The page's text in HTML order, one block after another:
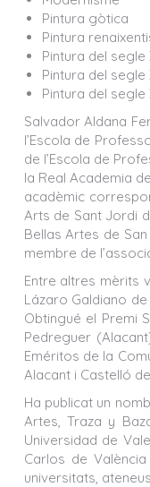
Pintura gòtica
Pintura
Pintura del segle
Pintura del segle
Pintura del segle
Salvador Aldana
l’Escola de
de l’Escola de
la Real Academia
acadèmic
Arts de Sant Jordi
Bellas Artes de
membre de
Entre altres mèrits
Lázaro Galdiano
Obtingué el Premi
Pedreguer
Eméritos de la
Alacant i Castelló
Ha publicat un
Artes, Traza y
Universidad de
Carlos de
universitats,